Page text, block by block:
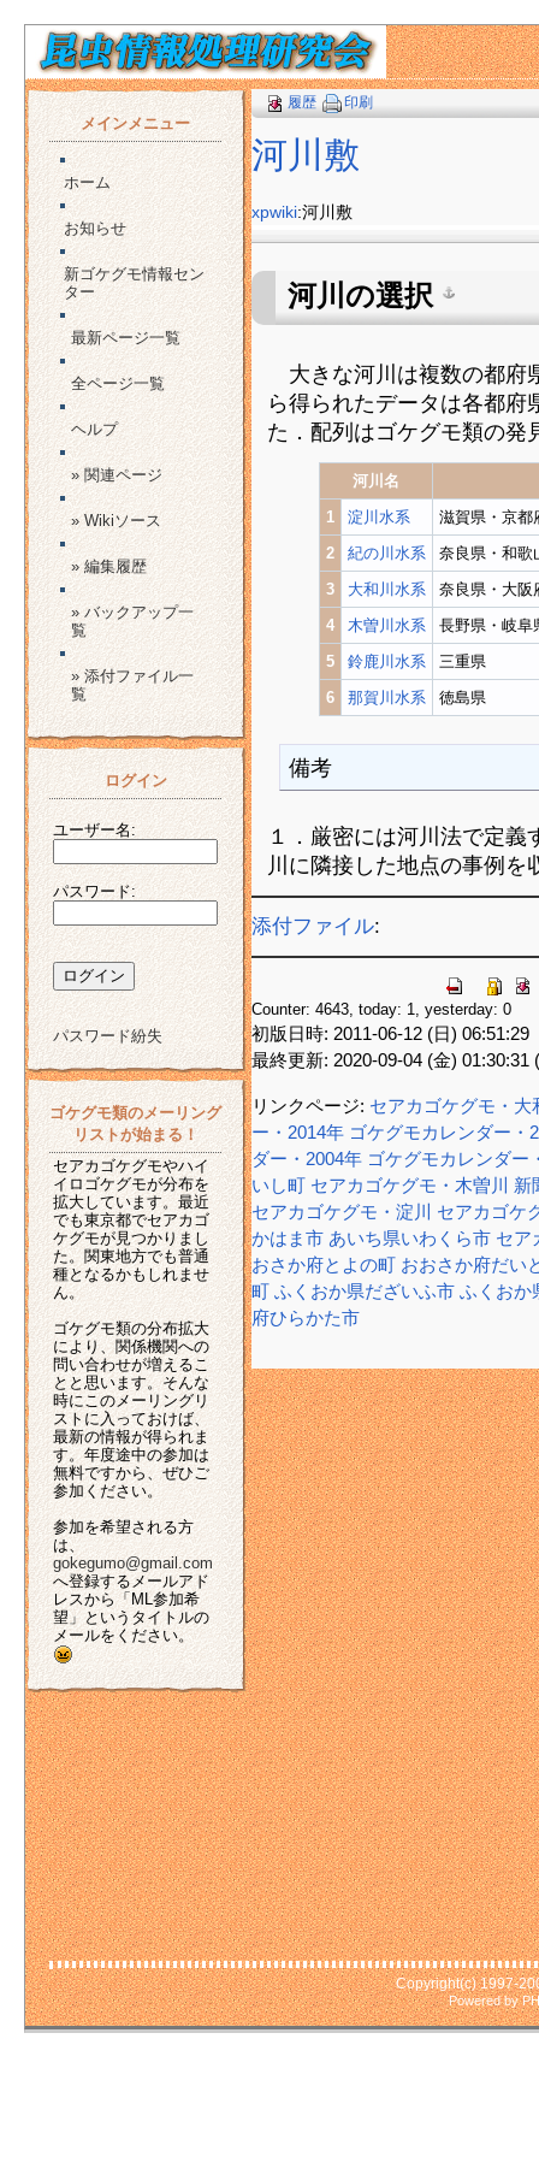
メインメニュー
ホーム
お知らせ
新ゴケグモ情報セン
ター
最新ページ一覧
全ページ一覧
ヘルプ
» 関連ページ
» Wikiソース
» 編集履歴
» バックアップ一
覧
» 添付ファイル一
覧
ログイン
ユーザー名:
パスワード:
パスワード紛失
ゴケグモ類のメーリング
リストが始まる！
セアカゴケグモやハイ
イロゴケグモが分布を
拡大しています。最近
でも東京都でセアカゴ
ケグモが見つかりまし
た。関東地方でも普通
種となるかもしれませ
ん。
ゴケグモ類の分布拡大
により、関係機関への
問い合わせが増えるこ
とと思います。そんな
時にこのメーリングリ
ストに入っておけば、
最新の情報が得られま
す。年度途中の参加は
無料ですから、ぜひご
参加ください。
参加を希望される方
は、
gokegumo@gmail.com
へ登録するメールアド
レスから「ML参加希
望」というタイトルの
メールをください。
履歴 印刷
河川敷
xpwiki:河川敷
河川の選択
大きな河川は複数の都府
ら得られたデータは各都
た．配列はゴケグモ類の発
河川名
1
淀川水系
滋賀県・京都
2
紀の川水系
奈良県・和歌
3
大和川水系
奈良県・大阪
4
木曽川水系
長野県・岐阜
5
鈴鹿川水系
三重県
6
那賀川水系 徳島県
備考
１．厳密には河川法で定
川に隣接した地点の事例
添付ファイル:
Counter: 4643, today: 1, yesterday: 0
初版日時: 2011-06-12 (日) 06:51:29
最終更新: 2020-09-04 (金) 01:30:31
リンクページ: セアカゴケグモ・大
ー・2014年 ゴケグモカレンダー・
ダー・2004年 ゴケグモカレンダー
いし町 セアカゴケグモ・木曽川
新
セアカゴケグモ・淀川
セアカゴケ
かはま市 あいち県いわくら市 セア
おさか府とよの町 おおさか府だい
町 ふくおか県だざいふ市 ふくおか
府ひらかた市
Copyright(c) 1997-
Powered by